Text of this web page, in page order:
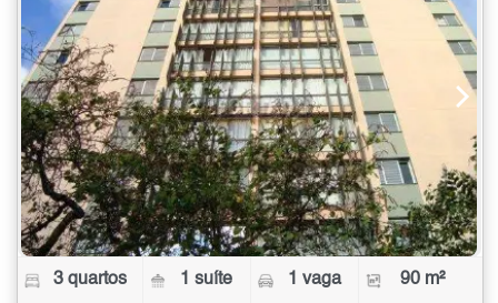
3 quartos 1 suíte 1 vaga 90 m²